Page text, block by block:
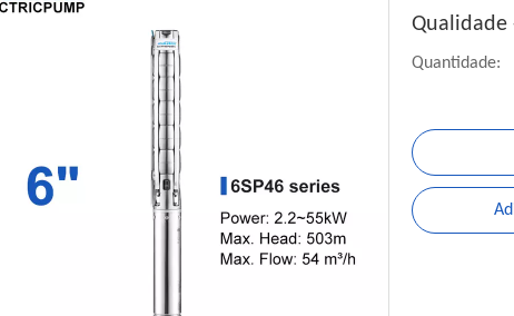
Qualidade
Quantidade: